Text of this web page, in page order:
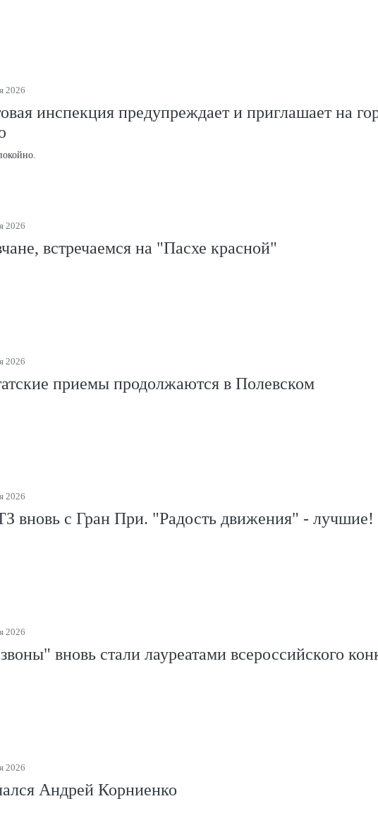
2026
инспекция предупреждает и приглашает на
2026
встречаемся на "Пасхе красной"
2026
приемы продолжаются в Полевском
2026
вновь с Гран При. "Радость движения" - лучшие!
2026
вновь стали лауреатами всероссийского
2026
Андрей Корниенко